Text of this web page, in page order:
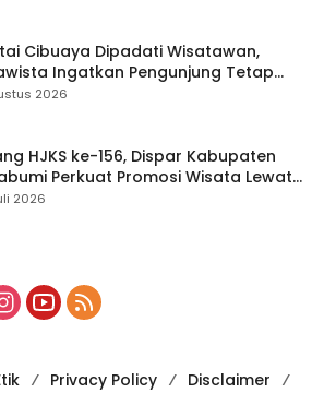
Cibuaya Dipadati Wisatawan,
Ingatkan Pengunjung Tetap
2026
HJKS ke-156, Dispar Kabupaten
Perkuat Promosi Wisata Lewat
Digital
2026
Privacy Policy
Disclaimer